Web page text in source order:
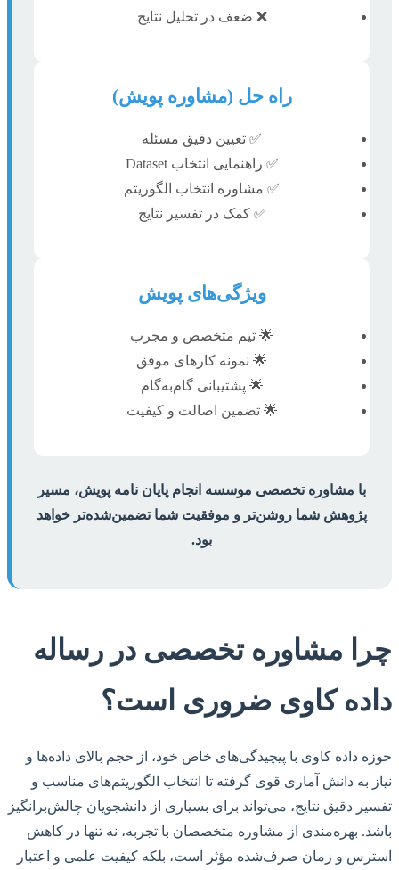
❌ ضعف در تحلیل نتایج
راه حل (مشاوره پویش)
✅ تعیین دقیق مسئله
✅ راهنمایی انتخاب Dataset
✅ مشاوره انتخاب الگوریتم
✅ کمک در تفسیر نتایج
ویژگی‌های پویش
🌟 تیم متخصص و مجرب
🌟 نمونه کارهای موفق
🌟 پشتیبانی گام‌به‌گام
🌟 تضمین اصالت و کیفیت
با مشاوره تخصصی موسسه انجام پایان نامه پویش، مسیر
پژوهش شما روشن‌تر و موفقیت‌ شما تضمین‌شده‌تر خواهد
بود.
چرا مشاوره تخصصی در رساله
داده کاوی ضروری است؟
حوزه داده کاوی با پیچیدگی‌های خاص خود، از حجم بالای داده‌ها و
نیاز به دانش آماری قوی گرفته تا انتخاب الگوریتم‌های مناسب و
تفسیر دقیق نتایج، می‌تواند برای بسیاری از دانشجویان چالش‌برانگیز
باشد. بهره‌مندی از مشاوره متخصصان با تجربه، نه تنها در کاهش
استرس و زمان صرف‌شده مؤثر است، بلکه کیفیت علمی و اعتبار